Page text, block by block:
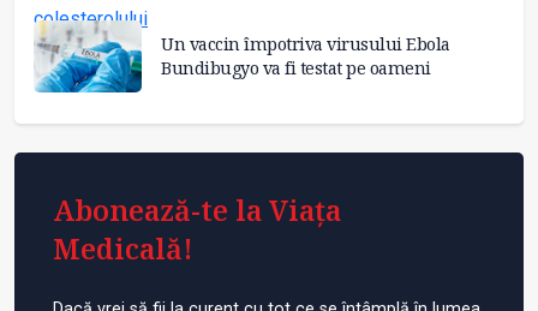
Un vaccin împotriva virusului Ebola
Bundibugyo va fi testat pe oameni
Abonează-te la Viața
Medicală!